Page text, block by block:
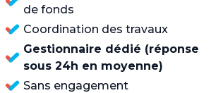
de fonds
Coordination des travaux
Gestionnaire dédié (réponse
sous 24h en moyenne)
Sans engagement